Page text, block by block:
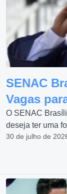
SENAC
Vagas
O SENAC
deseja ter uma
30 de julho de